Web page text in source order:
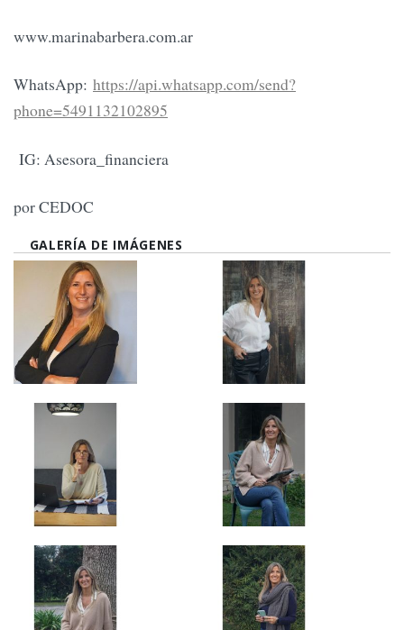
www.marinabarbera.com.ar
WhatsApp: https://api.whatsapp.com/send?
phone=5491132102895
IG: Asesora_financiera
por CEDOC
GALERÍA DE IMÁGENES